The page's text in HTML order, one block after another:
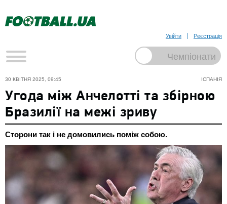
Увійти Реєстрація
ІСПАНІЯ
30 КВІТНЯ 2025, 09:45
Угода між Анчелотті та збірною
Бразилії на межі зриву
Сторони так і не домовились поміж собою.